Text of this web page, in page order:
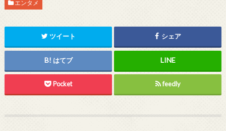
エンタメ
ツイート シェア
はてブ
Pocket feedly